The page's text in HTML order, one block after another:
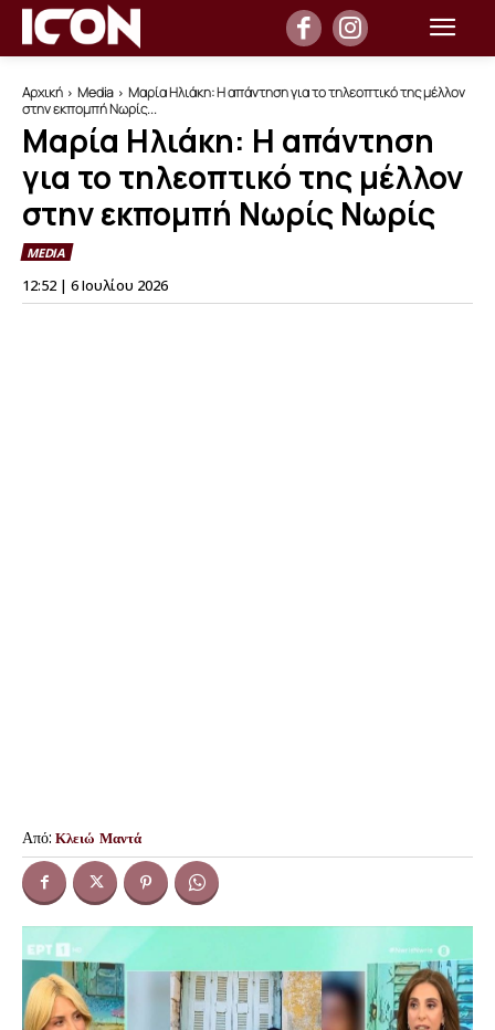
Αρχική Media
Μαρία Ηλιάκη: Η απάντηση για το τηλεοπτικό της μέλλον
στην εκπομπή Νωρίς...
Μαρία Ηλιάκη: Η απάντηση
για το τηλεοπτικό της μέλλον
στην εκπομπή Νωρίς Νωρίς
MEDIA
12:52 | 6 Ιουλίου 2026
Από: Κλειώ Μαντά